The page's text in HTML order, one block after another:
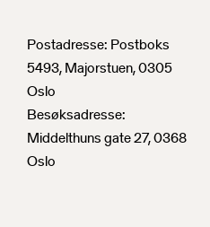
Postadresse: Postboks
5493, Majorstuen, 0305
Oslo
Besøksadresse:
Middelthuns gate 27, 0368
Oslo